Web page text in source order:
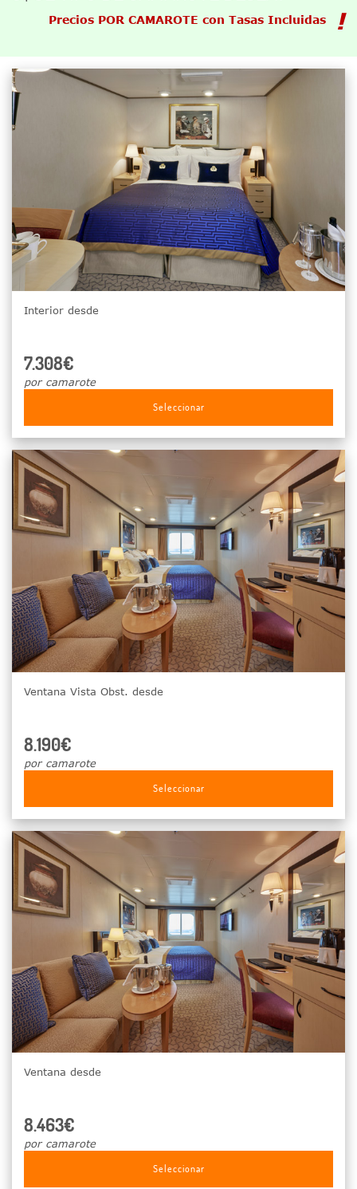
Precios POR CAMAROTE con Tasas Incluidas
Interior desde
7.308€
por camarote
Seleccionar
Ventana Vista Obst. desde
8.190€
por camarote
Seleccionar
Ventana desde
8.463€
por camarote
Seleccionar